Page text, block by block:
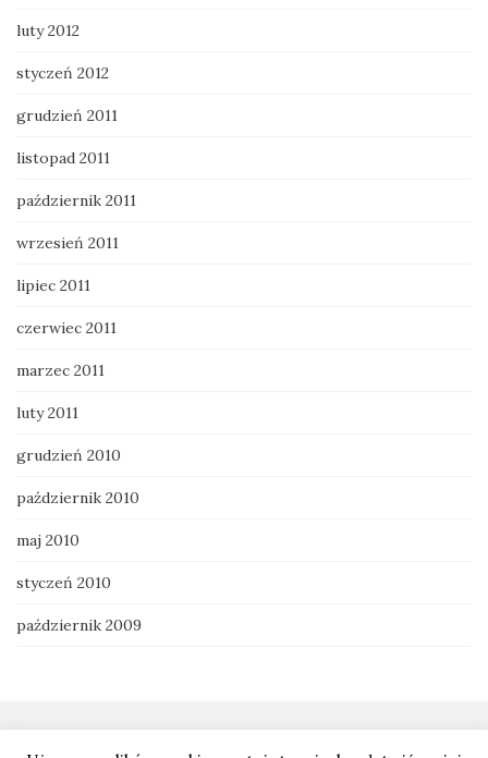
luty 2012
styczeń 2012
grudzień 2011
listopad 2011
październik 2011
wrzesień 2011
lipiec 2011
czerwiec 2011
marzec 2011
luty 2011
grudzień 2010
październik 2010
maj 2010
styczeń 2010
październik 2009